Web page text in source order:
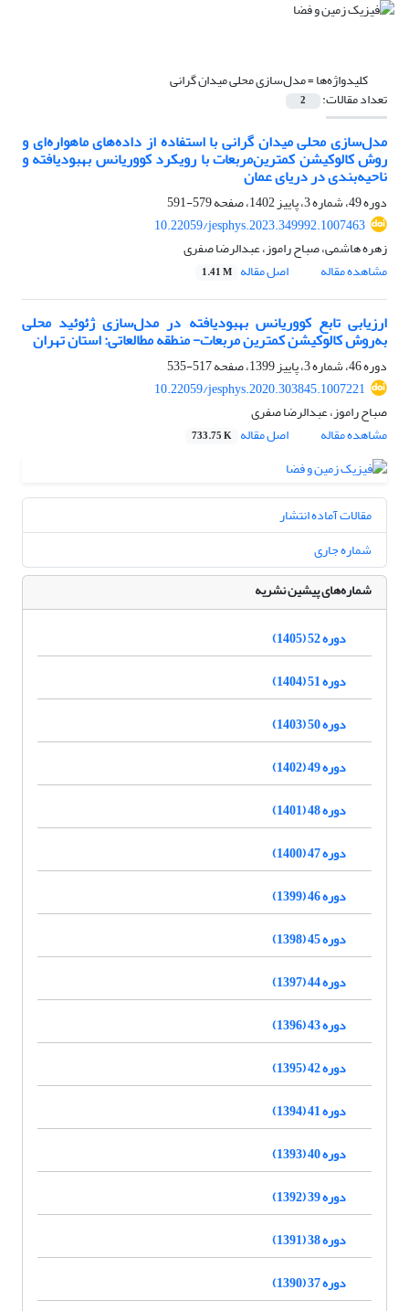
کلیدواژه‌ها =مدل‌سازی محلی میدان گرانی
تعداد مقالات: 2
مدل‌سازی محلی میدان گرانی با استفاده از داده‌های ماهواره‌ای و
روش کالوکیشن کمترین‌مربعات با رویکرد کووریانس بهبودیافته و
ناحیه‌بندی در دریای عمان
دوره 49، شماره 3، پاییز 1402، صفحه
579-591
10.22059/jesphys.2023.349992.1007463
زهره هاشمی، صباح راموز، عبدالرضا صفری
مشاهده مقاله
اصل مقاله 1.41 M
ارزیابی تابع کووریانس بهبودیافته در مدل‌سازی ژئوئید محلی
به‌روش کالوکیشن کمترین مربعات- منطقه مطالعاتی: استان تهران
دوره 46، شماره 3، پاییز 1399، صفحه
517-535
10.22059/jesphys.2020.303845.1007221
صباح راموز، عبدالرضا صفری
مشاهده مقاله
اصل مقاله 733.75 K
مقالات آماده انتشار
شماره جاری
شماره‌های پیشین نشریه
دوره 52 (1405)
دوره 51 (1404)
دوره 50 (1403)
دوره 49 (1402)
دوره 48 (1401)
دوره 47 (1400)
دوره 46 (1399)
دوره 45 (1398)
دوره 44 (1397)
دوره 43 (1396)
دوره 42 (1395)
دوره 41 (1394)
دوره 40 (1393)
دوره 39 (1392)
دوره 38 (1391)
دوره 37 (1390)